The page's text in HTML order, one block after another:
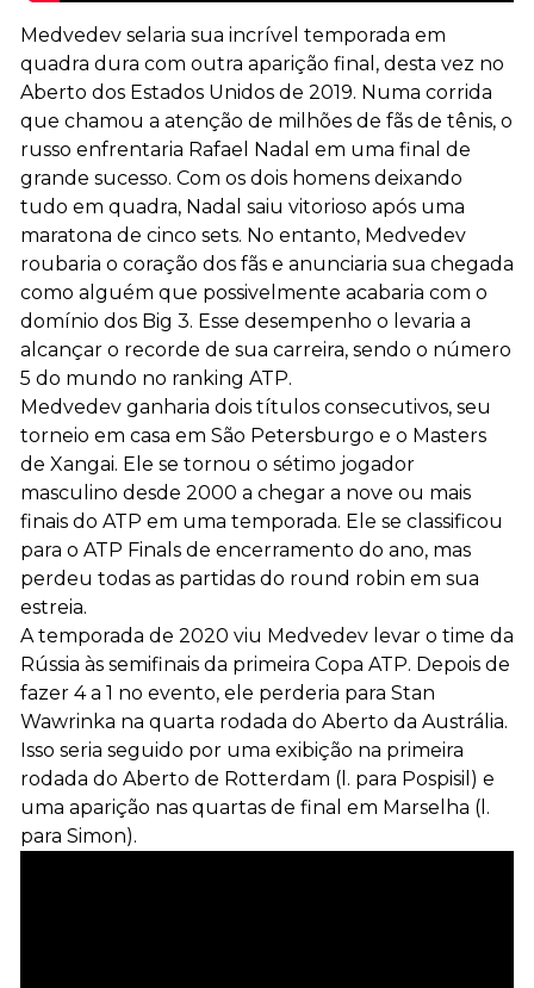
Medvedev selaria sua incrível temporada em
quadra dura com outra aparição final, desta vez no
Aberto dos Estados Unidos de 2019. Numa corrida
que chamou a atenção de milhões de fãs de tênis, o
russo enfrentaria Rafael Nadal em uma final de
grande sucesso. Com os dois homens deixando
tudo em quadra, Nadal saiu vitorioso após uma
maratona de cinco sets. No entanto, Medvedev
roubaria o coração dos fãs e anunciaria sua chegada
como alguém que possivelmente acabaria com o
domínio dos Big 3. Esse desempenho o levaria a
alcançar o recorde de sua carreira, sendo o número
5 do mundo no ranking ATP.
Medvedev ganharia dois títulos consecutivos, seu
torneio em casa em São Petersburgo e o Masters
de Xangai. Ele se tornou o sétimo jogador
masculino desde 2000 a chegar a nove ou mais
finais do ATP em uma temporada. Ele se classificou
para o ATP Finals de encerramento do ano, mas
perdeu todas as partidas do round robin em sua
estreia.
A temporada de 2020 viu Medvedev levar o time da
Rússia às semifinais da primeira Copa ATP. Depois de
fazer 4 a 1 no evento, ele perderia para Stan
Wawrinka na quarta rodada do Aberto da Austrália.
Isso seria seguido por uma exibição na primeira
rodada do Aberto de Rotterdam (l. para Pospisil) e
uma aparição nas quartas de final em Marselha (l.
para Simon).